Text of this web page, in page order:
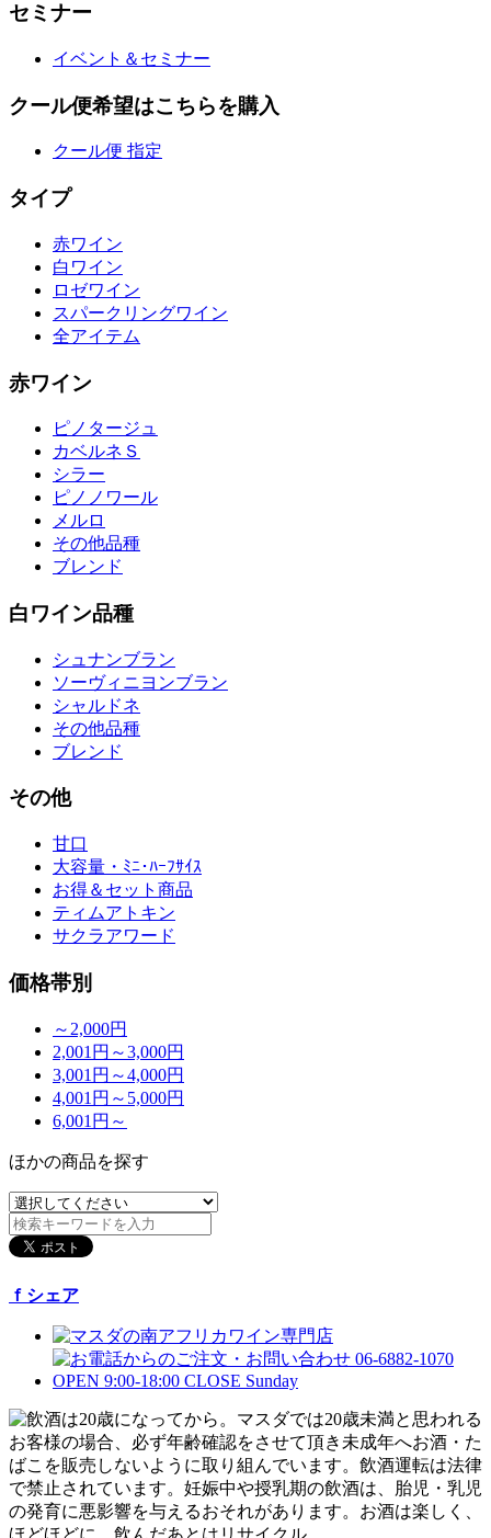
セミナー
イベント＆セミナー
クール便希望はこちらを購入
クール便 指定
タイプ
赤ワイン
白ワイン
ロゼワイン
スパークリングワイン
全アイテム
赤ワイン
ピノタージュ
カベルネＳ
シラー
ピノノワール
メルロ
その他品種
ブレンド
白ワイン品種
シュナンブラン
ソーヴィニヨンブラン
シャルドネ
その他品種
ブレンド
その他
甘口
大容量・ﾐﾆ･ﾊｰﾌｻｲｽ
お得＆セット商品
ティムアトキン
サクラアワード
価格帯別
～2,000円
2,001円～3,000円
3,001円～4,000円
4,001円～5,000円
6,001円～
ほかの商品を探す
ｆシェア